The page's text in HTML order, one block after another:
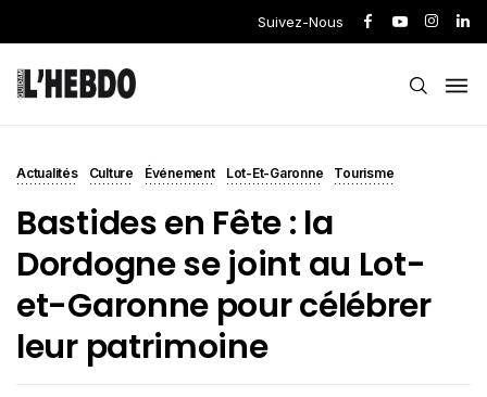
Suivez-Nous
Actualités Culture Événement Lot-Et-Garonne Tourisme
Bastides en Fête : la
Dordogne se joint au Lot-
et-Garonne pour célébrer
leur patrimoine